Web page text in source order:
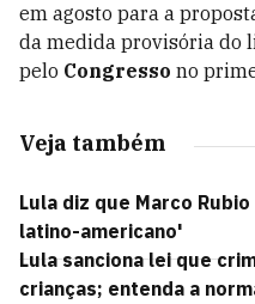
em agosto para a
da medida provisória do
pelo Congresso no
Veja também
Lula diz que Marco
latino-americano'
Lula sanciona lei que
crianças; entenda a